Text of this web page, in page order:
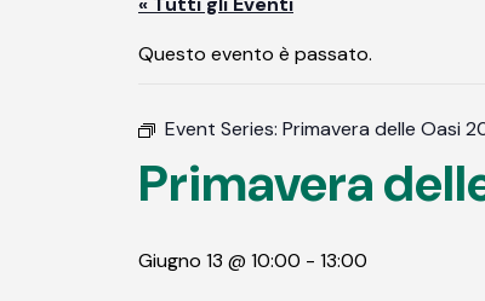
Questo evento è passato.
Event Series: Primavera delle Oasi
Primavera
Giugno 13 @ 10:00 - 13:00